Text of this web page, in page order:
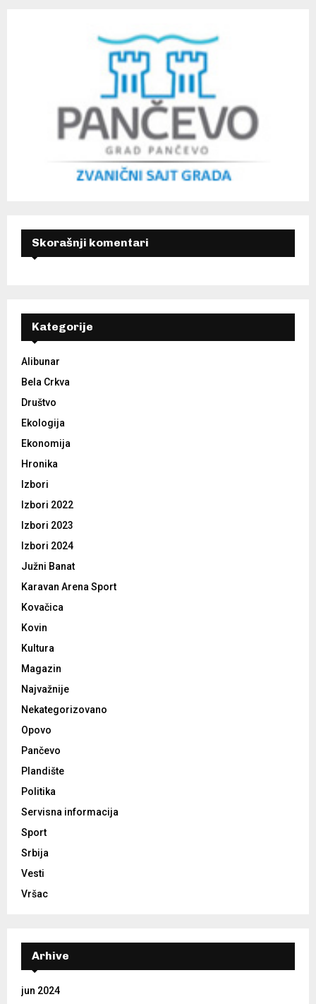
Skorašnji komentari
Kategorije
Alibunar
Bela Crkva
Društvo
Ekologija
Ekonomija
Hronika
Izbori
Izbori 2022
Izbori 2023
Izbori 2024
Južni Banat
Karavan Arena Sport
Kovačica
Kovin
Kultura
Magazin
Najvažnije
Nekategorizovano
Opovo
Pančevo
Plandište
Politika
Servisna informacija
Sport
Srbija
Vesti
Vršac
Arhive
jun 2024